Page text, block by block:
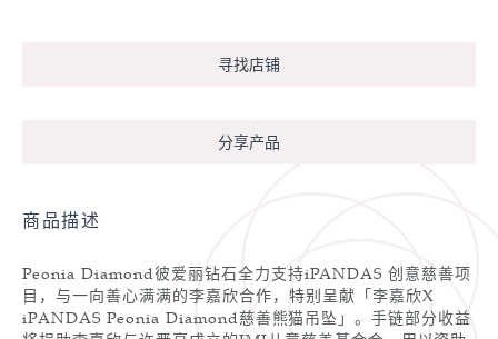
寻找店铺
分享产品
商品描述
Peonia Diamond彼爱丽钻石全力支持iPANDAS 创意慈善项
目，与一向善心满满的李嘉欣合作，特别呈献「李嘉欣X
iPANDAS Peonia Diamond慈善熊猫吊坠」。手链部分收益